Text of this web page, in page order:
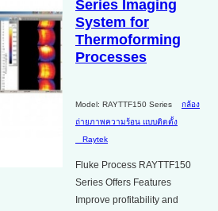
Series Imaging
System for
Thermoforming
Processes
Model: RAYTTF150 Series
กล้อง
ถ่ายภาพความร้อน แบบติดตั้ง
Raytek
Fluke Process RAYTTF150
Series Offers Features
Improve profitability and